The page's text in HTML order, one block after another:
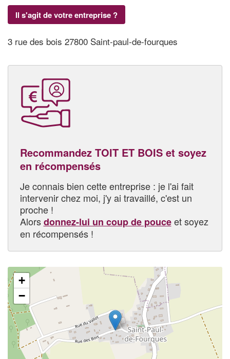
Il s'agit de votre entreprise ?
3 rue des bois 27800 Saint-paul-de-fourques
Recommandez TOIT ET BOIS et soyez
en récompensés
Je connais bien cette entreprise : je l'ai fait
intervenir chez moi, j'y ai travaillé, c'est un
proche !
Alorsdonnez-lui un coup de pouceet soyez
en récompensés !
+
−